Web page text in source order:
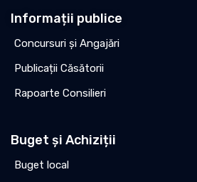
Informații publice
Concursuri și Angajări
Publicații Căsătorii
Rapoarte Consilieri
Buget și Achiziții
Buget local